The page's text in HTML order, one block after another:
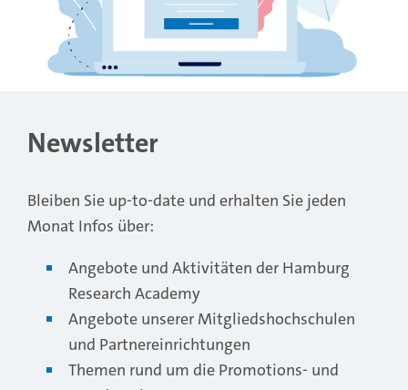
Newsletter
Bleiben Sie up-to-date und erhalten Sie jeden
Monat Infos über:
Angebote und Aktivitäten der Hamburg
Research Academy
Angebote unserer Mitgliedshochschulen
und Partnereinrichtungen
Themen rund um die Promotions- und